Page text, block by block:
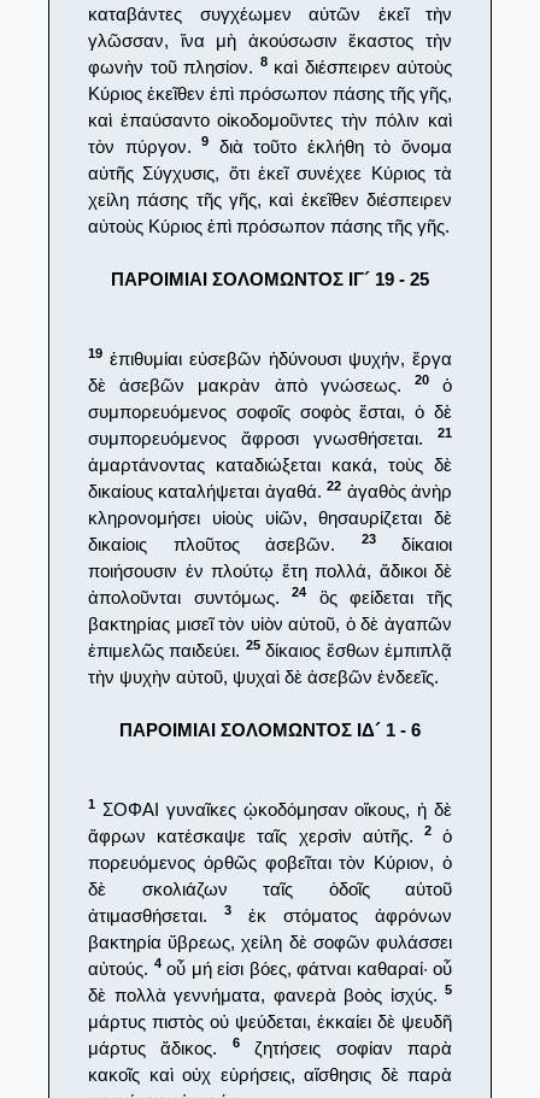
καταβάντες συγχέωμεν αὐτῶν ἐκεῖ τὴν
γλῶσσαν, ἵνα μὴ ἀκούσωσιν ἕκαστος τὴν
φωνὴν τοῦ πλησίον. 8καὶ διέσπειρεν αὐτοὺς
Κύριος ἐκεῖθεν ἐπὶ πρόσωπον πάσης τῆς γῆς,
καὶ ἐπαύσαντο οἰκοδομοῦντες τὴν πόλιν καὶ
τὸν πύργον.9
διὰ τοῦτο ἐκλήθη τὸ ὄνομα
αὐτῆς Σύγχυσις, ὅτι ἐκεῖ συνέχεε Κύριος τὰ
χείλη πάσης τῆς γῆς, καὶ ἐκεῖθεν διέσπειρεν
αὐτοὺς Κύριος ἐπὶ πρόσωπον πάσης τῆς γῆς.
ΠΑΡΟΙΜΙΑΙ ΣΟΛΟΜΩΝΤΟΣ ΙΓ´ 19 - 25
19 ἐπιθυμίαι εὐσεβῶν ἡδύνουσι ψυχήν, ἔργα
δὲ ἀσεβῶν μακρὰν ἀπὸ γνώσεως.
20ὁ
συμπορευόμενος σοφοῖς σοφὸς ἔσται, ὁ δὲ
συμπορευόμενος ἄφροσι γνωσθήσεται.
21
ἁμαρτάνοντας καταδιώξεται κακά, τοὺς δὲ
δικαίους καταλήψεται ἀγαθά.22 ἀγαθὸς ἀνὴρ
κληρονομήσει υἱοὺς υἱῶν, θησαυρίζεται δὲ
δικαίοις πλοῦτος ἀσεβῶν.
23δίκαιοι
ποιήσουσιν ἐν πλούτῳ ἔτη πολλά, ἄδικοι δὲ
ἀπολοῦνται συντόμως.24
ὃς φείδεται τῆς
βακτηρίας μισεῖ τὸν υἱὸν αὐτοῦ, ὁ δὲ ἀγαπῶν
ἐπιμελῶς παιδεύει. 25δίκαιος ἔσθων ἐμπιπλᾷ
τὴν ψυχὴν αὐτοῦ, ψυχαὶ δὲ ἀσεβῶν ἐνδεεῖς.
ΠΑΡΟΙΜΙΑΙ ΣΟΛΟΜΩΝΤΟΣ ΙΔ´ 1 - 6
1 ΣΟΦΑΙ γυναῖκες ᾠκοδόμησαν οἴκους, ἡ δὲ
ἄφρων κατέσκαψε ταῖς χερσὶν αὐτῆς.
2ὁ
πορευόμενος ὀρθῶς φοβεῖται τὸν Κύριον, ὁ
δὲ σκολιάζων ταῖς ὁδοῖς αὐτοῦ
ἀτιμασθήσεται.
3
ἐκ στόματος ἀφρόνων
βακτηρία ὕβρεως, χείλη δὲ σοφῶν φυλάσσει
αὐτούς. 4οὗ μή εἰσι βόες, φάτναι καθαραί· οὗ
δὲ πολλὰ γεννήματα, φανερὰ βοὸς ἰσχύς. 5
μάρτυς πιστὸς οὐ ψεύδεται, ἐκκαίει δὲ ψευδῆ
μάρτυς ἄδικος.
6ζητήσεις σοφίαν παρὰ
κακοῖς καὶ οὐχ εὑρήσεις, αἴσθησις δὲ παρὰ